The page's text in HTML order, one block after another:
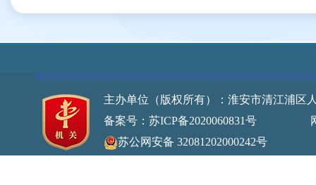
主办单位（版权所有）：淮安市清江浦
备案号：苏ICP备2020060831号
网站
苏公网安备 32081202000242号